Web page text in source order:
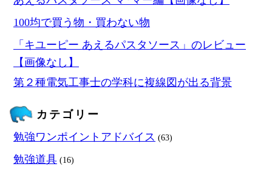
100均で買う物・買わない物
「キユーピー あえるパスタソース」のレビュー
【画像なし】
第２種電気工事士の学科に複線図が出る背景
カテゴリー
勉強ワンポイントアドバイス (63)
勉強道具 (16)